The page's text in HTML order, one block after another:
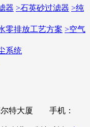
器 >石英砂过滤器 >纯
零排放工艺方案 >空气
系统
尔特大厦 手机：